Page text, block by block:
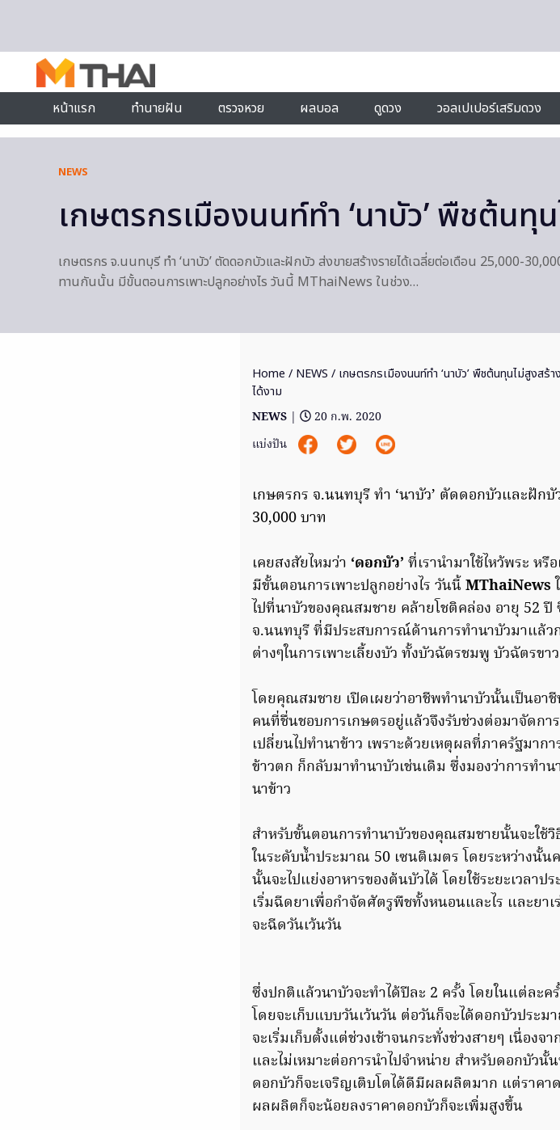
หน้าแรก
ทำนายฝัน ตรวจหวย ผลบอล ดูดวง วอลเปเปอร์เสริมดวง
NEWS
เกษตรกรเมืองนนท์ทำ ‘นาบัว’ พืชต้นทุ
เกษตรกร จ.นนทบุรี ทำ ‘นาบัว’ ตัดดอกบัวและฝักบัว ส่งขายสร้างรายได้เฉลี่ยต่อเดือน 25,000-
ทานกันนั้น มีขั้นตอนการเพาะปลูกอย่างไร วันนี้ MThaiNews ในช่วง…
Home / NEWS / เกษตรกรเมืองนนท์ทำ ‘นาบัว’ พืชต้นทุนไม่สูงสร้า
ได้งาม
NEWS |
20 ก.พ. 2020
แบ่งปัน
เกษตรกร จ.นนทบุรี ทำ ‘นาบัว’ ตัดดอกบัวและฝัก
30,000 บาท
เคยสงสัยไหมว่า ‘ดอกบัว’ ที่เรานำมาใช้ไหว้พระ
มีขั้นตอนการเพาะปลูกอย่างไร วันนี้MThaiNews
ไปที่นาบัวของคุณสมชาย คล้ายโชติคล่อง อายุ 52
จ.นนทบุรี ที่มีประสบการณ์ด้านการทำนาบัวมาแล้ว
ต่างๆในการเพาะเลี้ยงบัว ทั้งบัวฉัตรชมพู บัวฉัตรขา
โดยคุณสมชาย เปิดเผยว่าอาชีพทำนาบัวนั้นเป็นอ
คนที่ชื่นชอบการเกษตรอยู่แล้วจึงรับช่วงต่อมาจัดกา
เปลี่ยนไปทำนาข้าว เพราะด้วยเหตุผลที่ภาครัฐมาก
ข้าวตก ก็กลับมาทำนาบัวเช่นเดิม ซึ่งมองว่าการทำ
นาข้าว
สำหรับขั้นตอนการทำนาบัวของคุณสมชายนั้นจะใช้
ในระดับน้ำประมาณ 50 เซนติเมตร โดยระหว่างนั้
นั้นจะไปแย่งอาหารของต้นบัวได้ โดยใช้ระยะเวลา
เริ่มฉีดยาเพื่อกำจัดศัตรูพืชทั้งหนอนและไร และย
จะฉีดวันเว้นวัน
ซึ่งปกติแล้วนาบัวจะทำได้ปีละ 2 ครั้ง โดยในแต่ละ
โดยจะเก็บแบบวันเว้นวัน ต่อวันก็จะได้ดอกบัวประ
จะเริ่มเก็บตั้งแต่ช่วงเช้าจนกระทั่งช่วงสายๆ เนื่อง
และไม่เหมาะต่อการนำไปจำหน่าย สำหรับดอกบัว
ดอกบัวก็จะเจริญเติบโตได้ดีมีผลผลิตมาก แต่ราคา
ผลผลิตก็จะน้อยลงราคาดอกบัวก็จะเพิ่มสูงขึ้น